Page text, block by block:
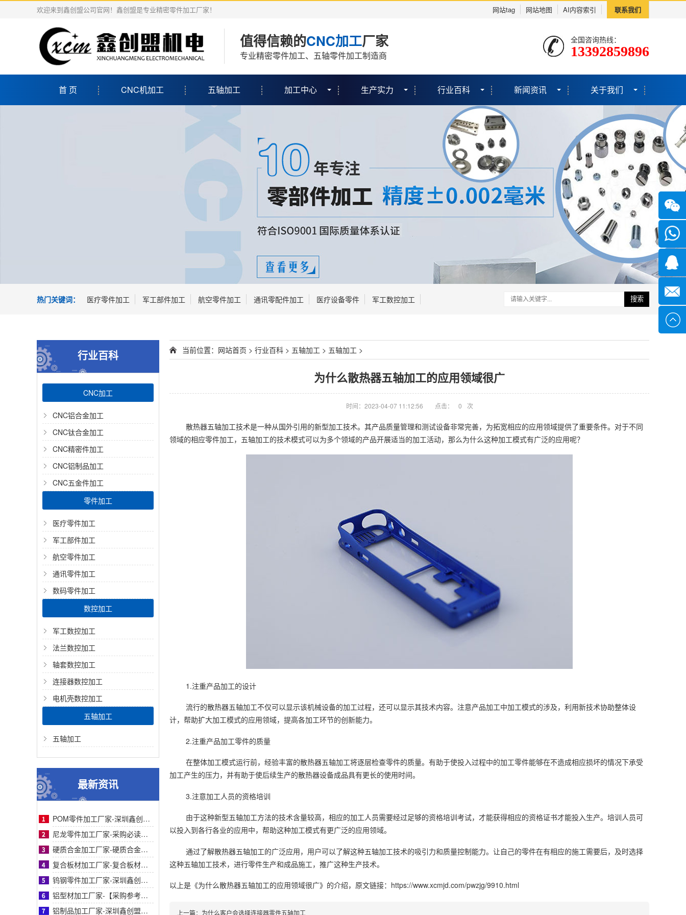
欢迎来到鑫创盟公司官网！鑫创盟是专业精密零件加工厂家！ 网站tag 网站地图 AI内容索引 联系我们
值得信赖的CNC加工厂家
专业精密零件加工、五轴零件加工制造商
全国咨询热线：
13392859896
首 页 CNC机加工 五轴加工 加工中心 生产实力 行业百科 新闻资讯 关于我们
热门关键词： 医疗零件加工 军工部件加工 航空零件加工 通讯零配件加工 医疗设备零件 军工数控加工 搜索
行业百科
CNC加工
CNC铝合金加工
CNC钛合金加工
CNC精密件加工
CNC铝制品加工
CNC五金件加工
零件加工
医疗零件加工
军工部件加工
航空零件加工
通讯零件加工
数码零件加工
数控加工
军工数控加工
法兰数控加工
轴套数控加工
连接器数控加工
电机壳数控加工
五轴加工
五轴加工
最新资讯
POM零件加工厂家-深圳鑫创盟专业聚甲醛零件加工厂 高精度耐磨交期快品质稳定采购优选
尼龙零件加工厂家-采购必读：深圳市鑫创盟尼龙零件精密加工厂家技术优势与客户案例详细
硬质合金加工厂家-硬质合金加工厂家如何挑选？鑫创盟高精度定制方案与同行对比指南详解
复合板材加工厂家-复合板材加工厂家采购参考：鑫创盟以技术降本增效实战解析对比与选择
钨钢零件加工厂家-深圳鑫创盟钨钢零件加工厂家高精度耐磨损定制解决方案优选采购必读
铝型材加工厂家-【采购参考】深圳鑫创盟铝型材加工厂家：从痛点剖析到合作对比全解析
铝制品加工厂家-深圳鑫创盟铝制品加工精密工艺高效交付助采购降本增效高品质保障
当前位置： 网站首页 > 行业百科 > 五轴加工 > 五轴加工 >
为什么散热器五轴加工的应用领域很广
时间：2023-04-07 11:12:56 点击： 0 次
散热器五轴加工技术是一种从国外引用的新型加工技术。其产品质量管理和测试设备非常完善，为拓宽相应的应用领域提供了重要条件。对于不同
领域的相应零件加工，五轴加工的技术模式可以为多个领域的产品开展适当的加工活动，那么为什么这种加工模式有广泛的应用呢？
1.注重产品加工的设计
流行的散热器五轴加工不仅可以显示该机械设备的加工过程，还可以显示其技术内容。注意产品加工中加工模式的涉及，利用新技术协助整体设
计，帮助扩大加工模式的应用领域，提高各加工环节的创新能力。
2.注重产品加工零件的质量
在整体加工模式运行前，经验丰富的散热器五轴加工将逐层检查零件的质量。有助于使投入过程中的加工零件能够在不造成相应损坏的情况下承受
加工产生的压力，并有助于使后续生产的散热器设备成品具有更长的使用时间。
3.注意加工人员的资格培训
由于这种新型五轴加工方法的技术含量较高，相应的加工人员需要经过足够的资格培训考试，才能获得相应的资格证书才能投入生产。培训人员可
以投入到各行各业的应用中，帮助这种加工模式有更广泛的应用领域。
通过了解散热器五轴加工的广泛应用，用户可以了解这种五轴加工技术的吸引力和质量控制能力。让自己的零件在有相应的施工需要后，及时选择
这种五轴加工技术，进行零件生产和成品施工，推广这种生产技术。
以上是 《为什么散热器五轴加工的应用领域很广》 的介绍，原文链接： https://www.xcmjd.com/pwzjg/9910.html
上一篇： 为什么客户会选择连接器零件五轴加工
微信